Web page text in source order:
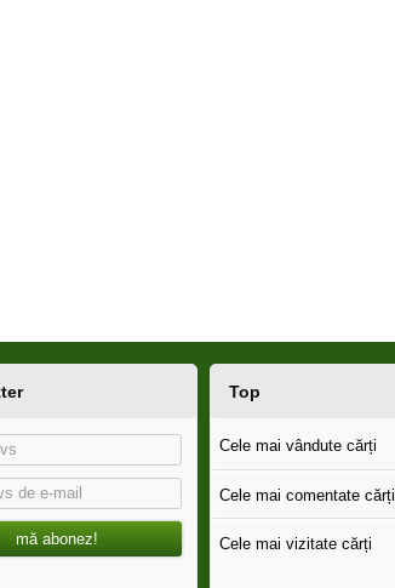
mă abonez!
Top
Cele mai vândute cărți
Cele mai comentate cărți
Cele mai vizitate cărți